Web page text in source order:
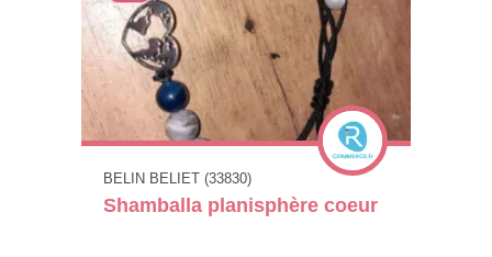
BELIN BELIET (33830)
Shamballa planisphère coeur